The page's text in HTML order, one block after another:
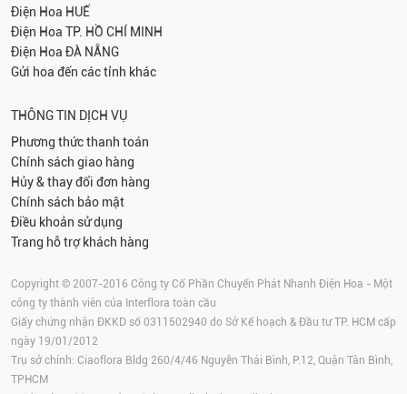
Điện Hoa HUẾ
Điện Hoa TP. HỒ CHÍ MINH
Điện Hoa ĐÀ NẴNG
Gửi hoa đến các tỉnh khác
THÔNG TIN DỊCH VỤ
Phương thức thanh toán
Chính sách giao hàng
Hủy & thay đổi đơn hàng
Chính sách bảo mật
Điều khoản sử dụng
Trang hỗ trợ khách hàng
Copyright © 2007-2016 Công ty Cổ Phần Chuyển Phát Nhanh Điện Hoa - Một
công ty thành viên của Interflora toàn cầu
Giấy chứng nhận ĐKKD số 0311502940 do Sở Kế hoạch & Đầu tư TP. HCM cấp
ngày 19/01/2012
Trụ sở chính: Ciaoflora Bldg 260/4/46 Nguyễn Thái Bình, P.12, Quận Tân Bình,
TPHCM